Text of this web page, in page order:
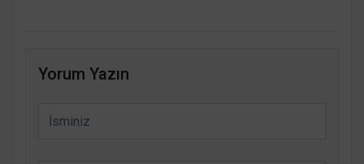
Yorum Yazın